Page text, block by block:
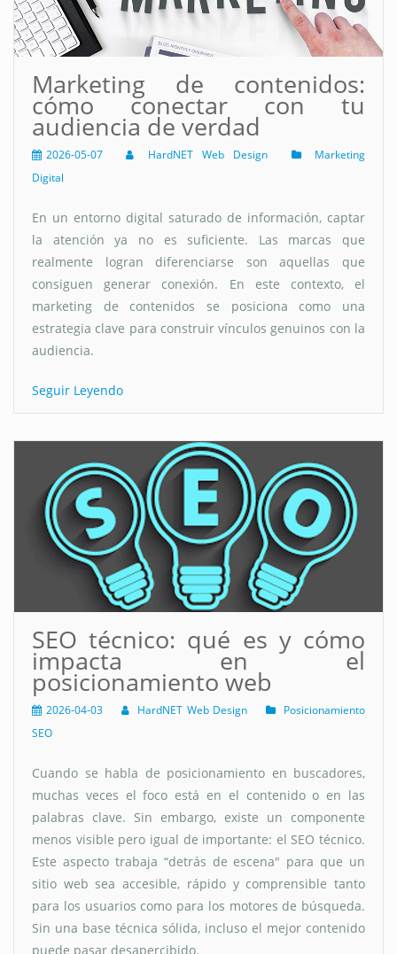
Marketing de contenidos:
cómo conectar con tu
audiencia de verdad
2026-05-07 HardNET Web Design
Marketing
Digital
En un entorno digital saturado de información, captar
la atención ya no es suficiente. Las marcas que
realmente logran diferenciarse son aquellas que
consiguen generar conexión. En este contexto, el
marketing de contenidos se posiciona como una
estrategia clave para construir vínculos genuinos con la
audiencia.
Seguir Leyendo
SEO técnico: qué es y cómo
impacta en el
posicionamiento web
2026-04-03 HardNET Web Design
Posicionamiento
SEO
Cuando se habla de posicionamiento en buscadores,
muchas veces el foco está en el contenido o en las
palabras clave. Sin embargo, existe un componente
menos visible pero igual de importante: el SEO técnico.
Este aspecto trabaja “detrás de escena" para que un
sitio web sea accesible, rápido y comprensible tanto
para los usuarios como para los motores de búsqueda.
Sin una base técnica sólida, incluso el mejor contenido
puede pasar desapercibido.